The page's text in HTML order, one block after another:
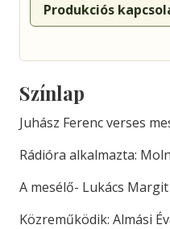
Produkciós
Színlap
Juhász Ferenc verses
Rádióra alkalmazta:
A mesélő- Lukács Margit
Közreműködik: Almási